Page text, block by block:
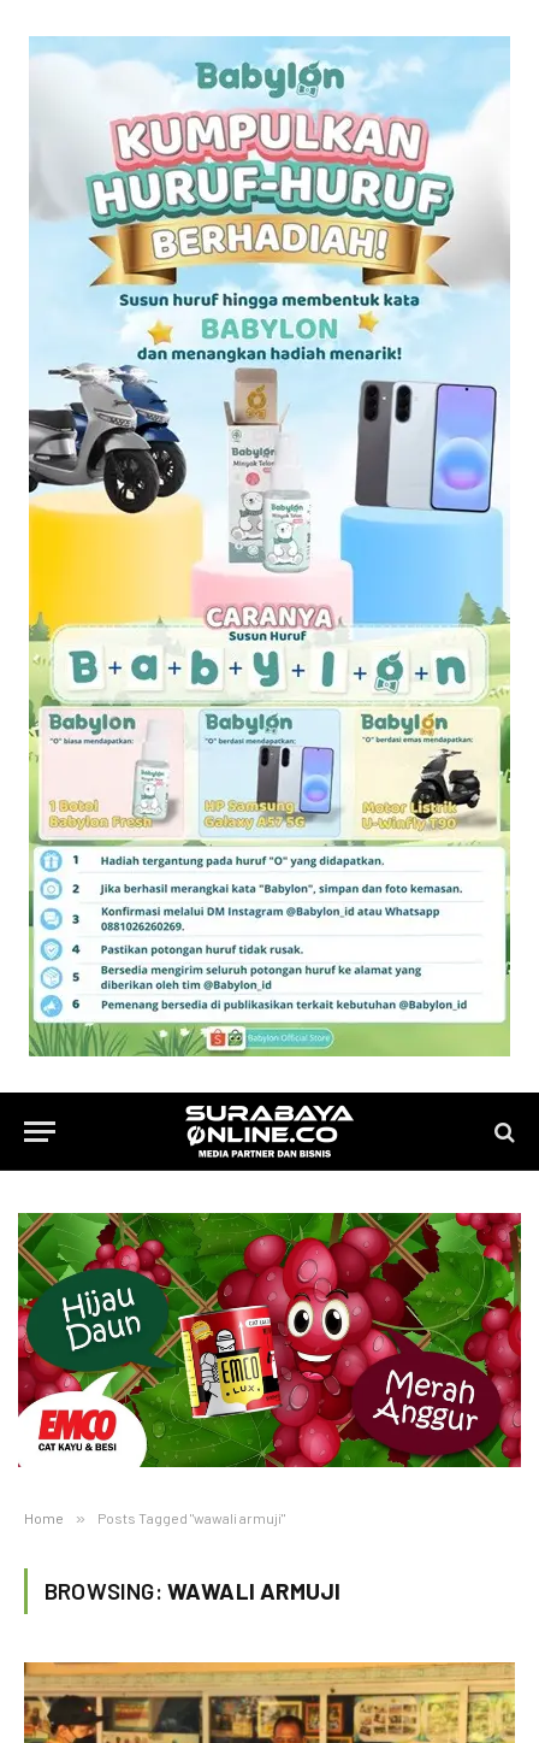
Home » Posts Tagged "wawali armuji"
BROWSING: WAWALI ARMUJI